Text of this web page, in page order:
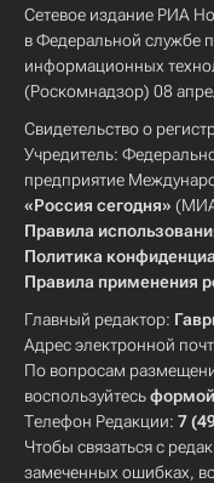
Сетевое издание РИА
в Федеральной службе
информационных
(Роскомнадзор) 08
Свидетельство о
Учредитель:
предприятие
«Россия сегодня» (МИА
Правила
Политика
Правила применения
Главный редактор:
Адрес электронной
По вопросам
воспользуйтесьформой
Телефон Редакции: 7
Чтобы связаться с
замеченных ошибках,